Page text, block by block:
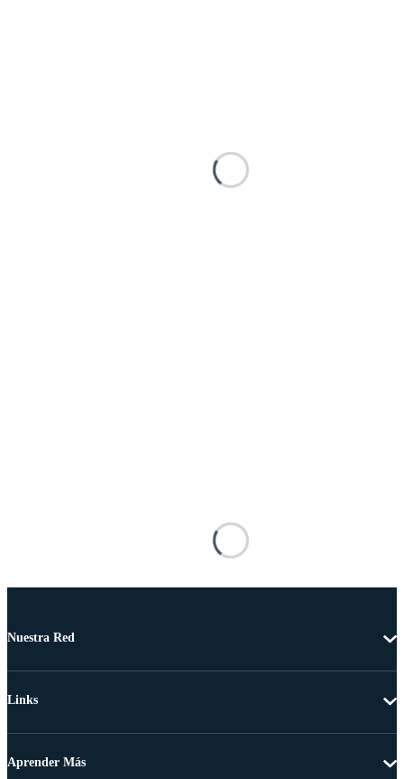
Nuestra Red
Links
Aprender Más